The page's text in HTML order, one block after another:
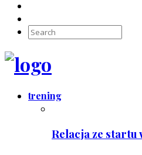
trening
Relacja ze startu